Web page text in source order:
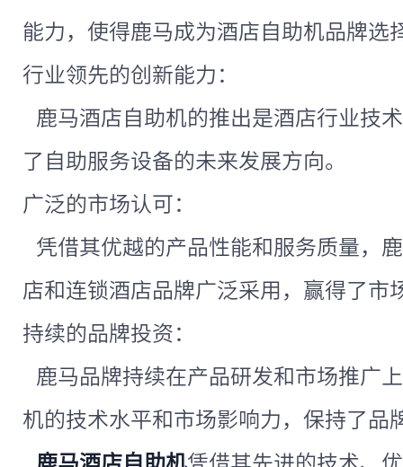
能力，使得鹿马成为酒店自助机品牌选
行业领先的创新能力：
鹿马酒店自助机的推出是酒店行业技
了自助服务设备的未来发展方向。
广泛的市场认可：
凭借其优越的产品性能和服务质量，
店和连锁酒店品牌广泛采用，赢得了市
持续的品牌投资：
鹿马品牌持续在产品研发和市场推广
机的技术水平和市场影响力，保持了品
鹿马酒店自助机凭借其先进的技术、